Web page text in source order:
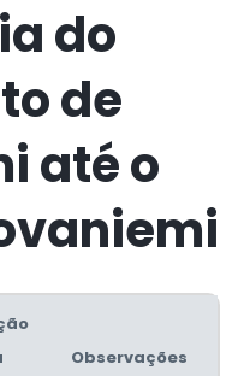
do
de
até o
Observações